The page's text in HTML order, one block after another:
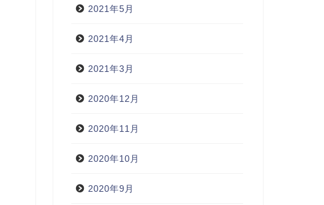
2021年5月
2021年4月
2021年3月
2020年12月
2020年11月
2020年10月
2020年9月